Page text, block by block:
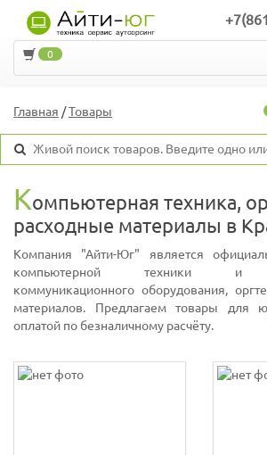
0
Главная /Товары
Компьютерная техника,
расходные материалы в
Компания "Айти-Юг" является
компьютерной техники и
коммуникационного оборудования,
материалов. Предлагаем товары для
оплатой по безналичному расчёту.